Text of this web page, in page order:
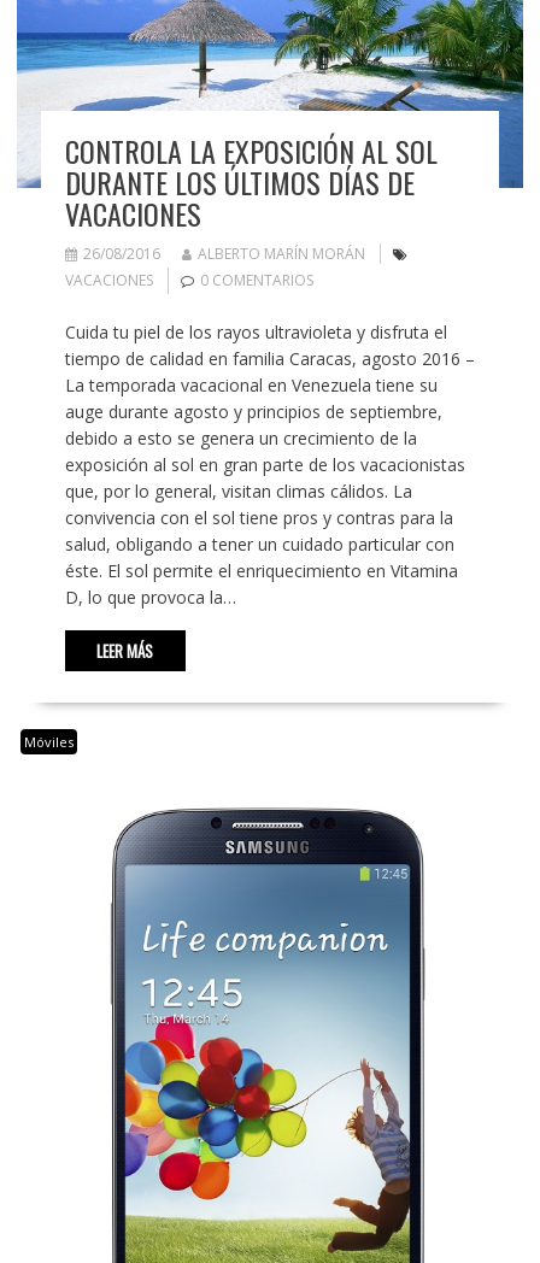
CONTROLA LA EXPOSICIÓN AL SOL
DURANTE LOS ÚLTIMOS DÍAS DE
VACACIONES
26/08/2016
ALBERTO MARÍN MORÁN
VACACIONES
0 COMENTARIOS
Cuida tu piel de los rayos ultravioleta y disfruta el
tiempo de calidad en familia Caracas, agosto 2016 –
La temporada vacacional en Venezuela tiene su
auge durante agosto y principios de septiembre,
debido a esto se genera un crecimiento de la
exposición al sol en gran parte de los vacacionistas
que, por lo general, visitan climas cálidos. La
convivencia con el sol tiene pros y contras para la
salud, obligando a tener un cuidado particular con
éste. El sol permite el enriquecimiento en Vitamina
D, lo que provoca la…
LEER MÁS
Móviles